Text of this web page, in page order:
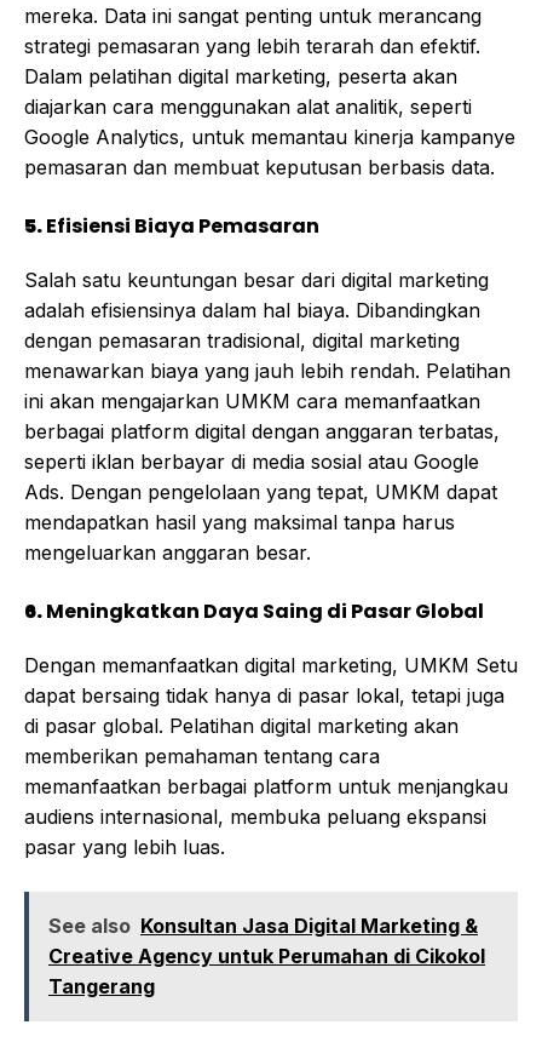
mereka. Data ini sangat penting untuk merancang
strategi pemasaran yang lebih terarah dan efektif.
Dalam pelatihan digital marketing, peserta akan
diajarkan cara menggunakan alat analitik, seperti
Google Analytics, untuk memantau kinerja kampanye
pemasaran dan membuat keputusan berbasis data.
5.Efisiensi Biaya Pemasaran
Salah satu keuntungan besar dari digital marketing
adalah efisiensinya dalam hal biaya. Dibandingkan
dengan pemasaran tradisional, digital marketing
menawarkan biaya yang jauh lebih rendah. Pelatihan
ini akan mengajarkan UMKM cara memanfaatkan
berbagai platform digital dengan anggaran terbatas,
seperti iklan berbayar di media sosial atau Google
Ads. Dengan pengelolaan yang tepat, UMKM dapat
mendapatkan hasil yang maksimal tanpa harus
mengeluarkan anggaran besar.
6.Meningkatkan Daya Saing di Pasar Global
Dengan memanfaatkan digital marketing, UMKM Setu
dapat bersaing tidak hanya di pasar lokal, tetapi juga
di pasar global. Pelatihan digital marketing akan
memberikan pemahaman tentang cara
memanfaatkan berbagai platform untuk menjangkau
audiens internasional, membuka peluang ekspansi
pasar yang lebih luas.
See also Konsultan Jasa Digital Marketing &
Creative Agency untuk Perumahan di Cikokol
Tangerang